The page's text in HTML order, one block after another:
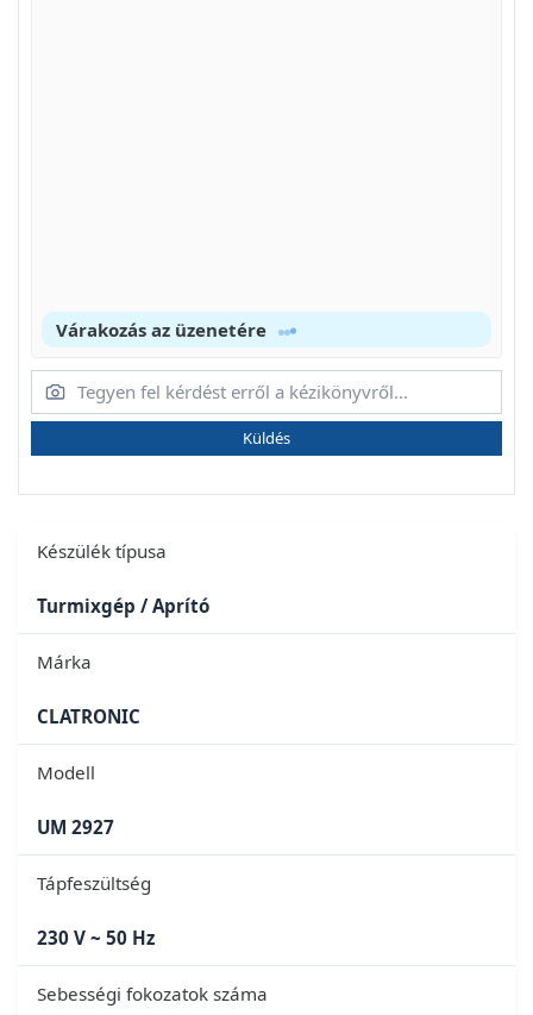
Várakozás az üzenetére
Küldés
Készülék típusa
Turmixgép / Aprító
Márka
CLATRONIC
Modell
UM 2927
Tápfeszültség
230 V ~ 50 Hz
Sebességi fokozatok száma